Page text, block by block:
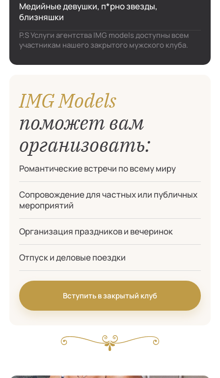
IMG Models
поможет вам
организовать:
Романтические встречи по всему миру
Сопровождение для частных или публичных
мероприятий
Организация праздников и вечеринок
Отпуск и деловые поездки
Вступить в закрытый клуб
Медийные девушки, п*рно звезды,
близняшки
P.S Услуги агентства IMG models доступны всем
участникам нашего закрытого мужского клуба.